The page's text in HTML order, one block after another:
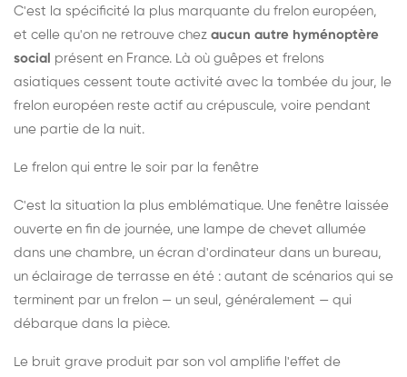
C'est la spécificité la plus marquante du frelon européen,
et celle qu'on ne retrouve chez aucun autre hyménoptère
social présent en France. Là où guêpes et frelons
asiatiques cessent toute activité avec la tombée du jour, le
frelon européen reste actif au crépuscule, voire pendant
une partie de la nuit.
Le frelon qui entre le soir par la fenêtre
C'est la situation la plus emblématique. Une fenêtre laissée
ouverte en fin de journée, une lampe de chevet allumée
dans une chambre, un écran d'ordinateur dans un bureau,
un éclairage de terrasse en été : autant de scénarios qui se
terminent par un frelon — un seul, généralement — qui
débarque dans la pièce.
Le bruit grave produit par son vol amplifie l'effet de